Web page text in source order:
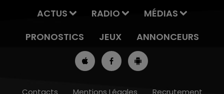
ACTUS RADIO
MÉDIAS
PRONOSTICS
JEUX ANNONCEURS
Contacts Mentions Légales Recrutement